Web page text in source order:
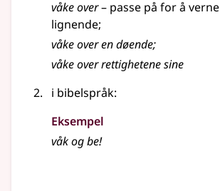
våkeover– passe på for å verne
lignende;
våkeover en døende;
våkeover rettighetene sine
i bibelspråk:
Eksempel
våk og be!